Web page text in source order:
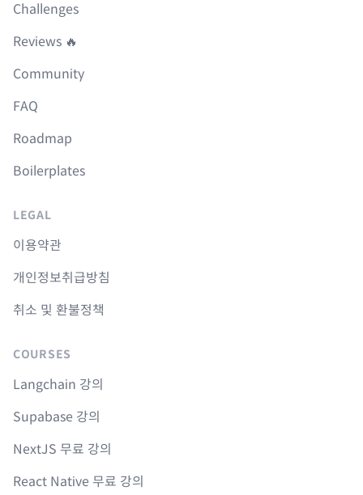
Challenges
Reviews 🔥
Community
FAQ
Roadmap
Boilerplates
LEGAL
이용약관
개인정보취급방침
취소 및 환불정책
COURSES
Langchain 강의
Supabase 강의
NextJS 무료 강의
React Native 무료 강의